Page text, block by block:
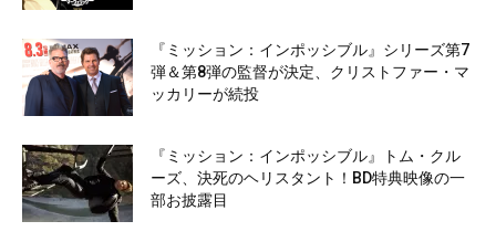
『ミッション：インポッシブル』シリーズ第7
弾＆第8弾の監督が決定、クリストファー・マ
ッカリーが続投
『ミッション：インポッシブル』トム・クル
ーズ、決死のヘリスタント！BD特典映像の一
部お披露目